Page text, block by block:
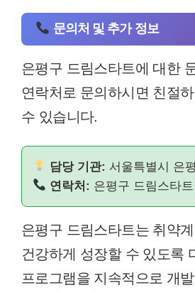
문의처 및 추가 정보
은평구 드림스타트에 대한
연락처로 문의하시면 친절
수 있습니다.
담당 기관: 서울특별시 은
연락처: 은평구 드림스타
은평구 드림스타트는 취약
건강하게 성장할 수 있도록
프로그램을 지속적으로 개